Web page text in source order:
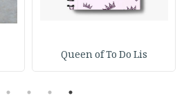
Queen of To Do Lis
1
2
3
4